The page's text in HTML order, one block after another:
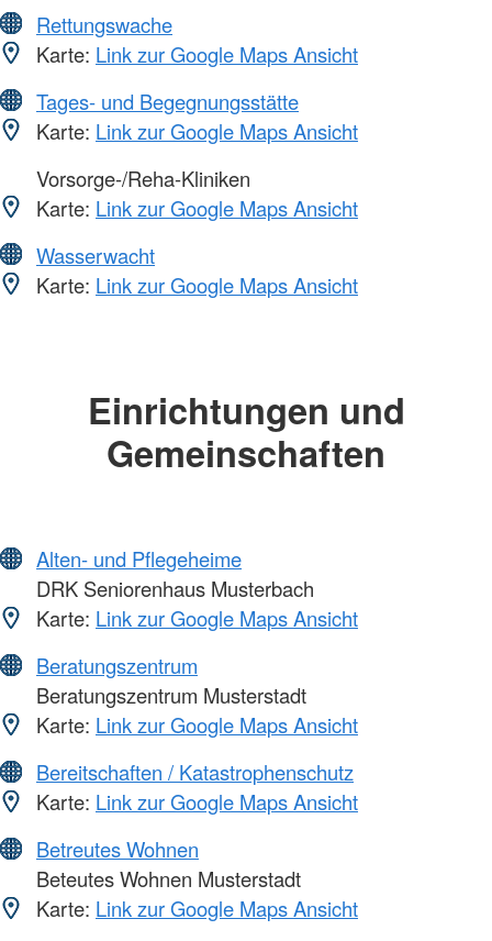
Rettungswache
Karte: Link zur Google Maps Ansicht
Tages- und Begegnungsstätte
Karte: Link zur Google Maps Ansicht
Vorsorge-/Reha-Kliniken
Karte: Link zur Google Maps Ansicht
Wasserwacht
Karte: Link zur Google Maps Ansicht
Einrichtungen und
Gemeinschaften
Alten- und Pflegeheime
DRK Seniorenhaus Musterbach
Karte: Link zur Google Maps Ansicht
Beratungszentrum
Beratungszentrum Musterstadt
Karte: Link zur Google Maps Ansicht
Bereitschaften / Katastrophenschutz
Karte: Link zur Google Maps Ansicht
Betreutes Wohnen
Beteutes Wohnen Musterstadt
Karte: Link zur Google Maps Ansicht